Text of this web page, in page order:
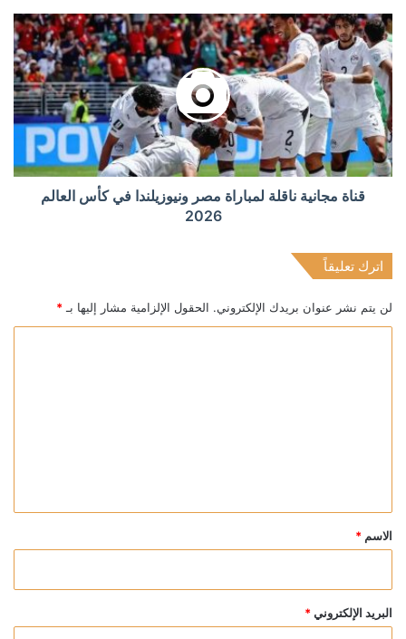
قناة مجانية ناقلة لمباراة مصر ونيوزيلندا في كأس العالم
2026
اترك تعليقاً
لن يتم نشر عنوان بريدك الإلكتروني. الحقول الإلزامية مشار إليها بـ *
*
الاسم *
البريد الإلكتروني *